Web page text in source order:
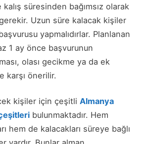
süresinden bağımsız olarak
Uzun süre kalacak kişiler
yapmalıdırlar. Planlanan
1 ay önce başvurunun
olası gecikme ya da ek
karşı önerilir.
kişiler için çeşitli Almanya
bulunmaktadır. Hem
hem de kalacakları süreye bağlı